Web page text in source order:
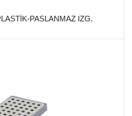
PASLANMAZ IZG.